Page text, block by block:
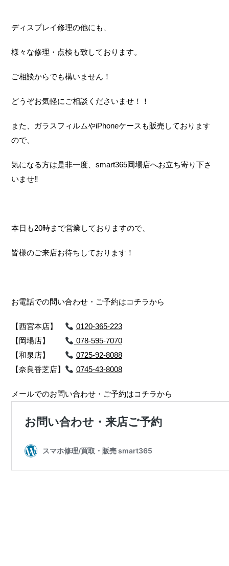
ディスプレイ修理の他にも、
様々な修理・点検も致しております。
ご相談からでも構いません！
どうぞお気軽にご相談くださいませ！！
また、ガラスフィルムやiPhoneケースも販売しております
ので、
気になる方は是非一度、smart365岡場店へお立ち寄り下さ
いませ‼
本日も20時まで営業しておりますので、
皆様のご来店お待ちしております！
お電話での問い合わせ・ご予約はコチラから
【西宮本店】
0120-365-223
【岡場店】
078-595-7070
【和泉店】
0725-92-8088
【奈良香芝店】
0745-43-8008
メールでのお問い合わせ・ご予約はコチラから